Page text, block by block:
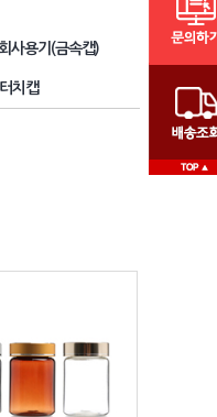
사용기(금속캡)
치캡